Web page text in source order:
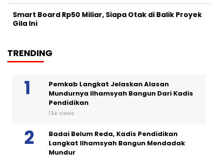
Smart Board Rp50 Miliar, Siapa Otak di Balik Proyek
Gila Ini
TRENDING
Pemkab Langkat Jelaskan Alasan
Mundurnya Ilhamsyah Bangun Dari Kadis
Pendidikan
1.5k views
Badai Belum Reda, Kadis Pendidikan
Langkat Ilhamsyah Bangun Mendadak
Mundur